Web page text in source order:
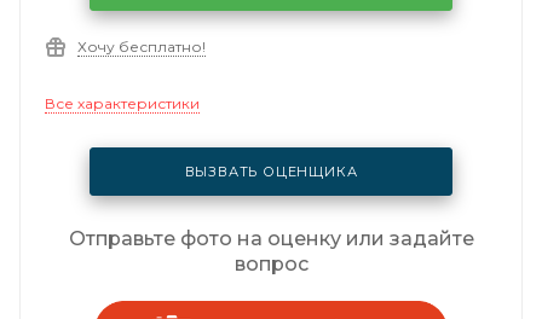
Хочу бесплатно!
Все характеристики
ВЫЗВАТЬ ОЦЕНЩИКА
Отправьте фото на оценку или задайте
вопрос